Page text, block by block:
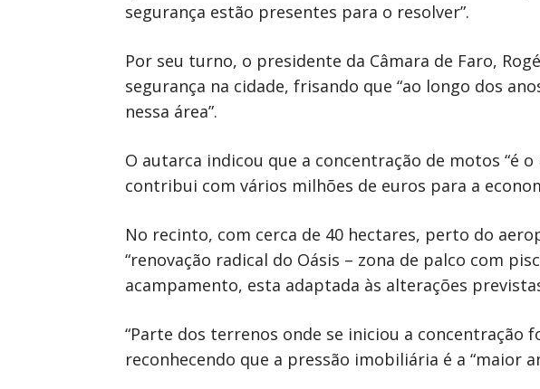
segurança estão presentes para o resolver”.
Por seu turno, o presidente da Câmara de Faro,
segurança na cidade, frisando que “ao longo dos
nessa área”.
O autarca indicou que a concentração de motos “é
contribui com vários milhões de euros para a
No recinto, com cerca de 40 hectares, perto do
“renovação radical do Oásis – zona de palco com
acampamento, esta adaptada às alterações
“Parte dos terrenos onde se iniciou a concentração
reconhecendo que a pressão imobiliária é a “maior